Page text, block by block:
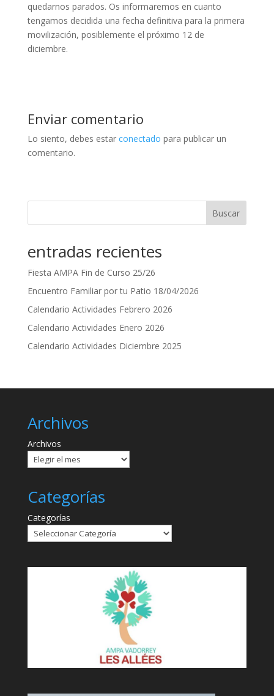
quedarnos parados. Os informaremos en cuanto
tengamos decidida una fecha definitiva para la primera
movilización, posiblemente el próximo 12 de
diciembre.
Enviar comentario
Lo siento, debes estar conectado para publicar un
comentario.
Buscar
entradas recientes
Fiesta AMPA Fin de Curso 25/26
Encuentro Familiar por tu Patio 18/04/2026
Calendario Actividades Febrero 2026
Calendario Actividades Enero 2026
Calendario Actividades Diciembre 2025
Archivos
Archivos
Categorías
Categorías